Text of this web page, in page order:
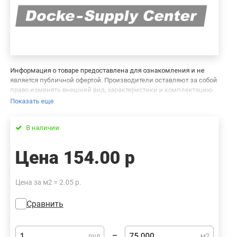
Информация о товаре предоставлена для ознакомления и не
является публичной офертой. Производители оставляют за собой
право изменять внешний вид, характеристики и комплектацию
товара, предварительно не уведомляя продавцов и потребителей.
фотографиях товара. Будем благодарны вам за сообщение об
Показать еще
В наличии
Цена 154.00 р
Цена за м2 = 2.05 р.
Сравнить